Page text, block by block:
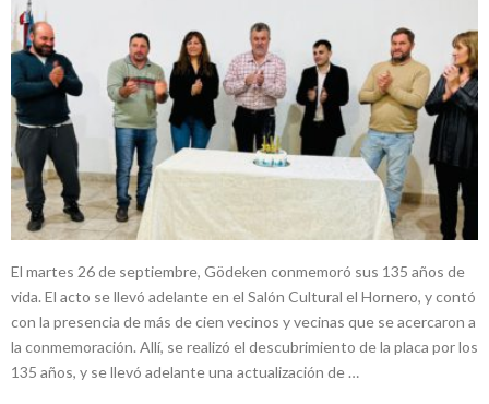
El martes 26 de septiembre, Gödeken conmemoró sus 135 años de
vida. El acto se llevó adelante en el Salón Cultural el Hornero, y contó
con la presencia de más de cien vecinos y vecinas que se acercaron a
la conmemoración. Allí, se realizó el descubrimiento de la placa por los
135 años, y se llevó adelante una actualización de …